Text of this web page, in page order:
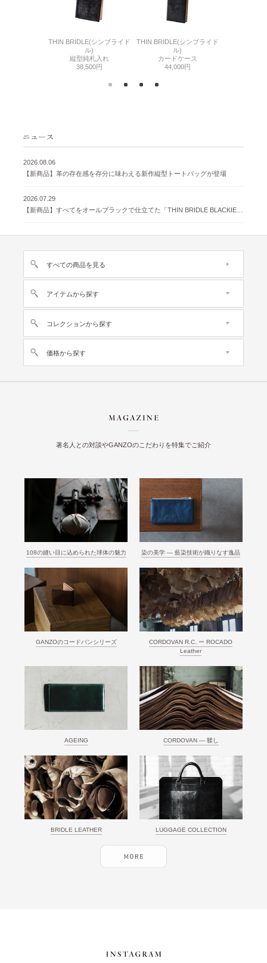
THIN BRIDLE(シンブライド
ル)
縦型純札入れ
38,500円
THIN BRIDLE(シンブライド
ル)
カードケース
44,000円
2026.08.06
【新商品】革の存在感を存分に味わえる新作縦型トートバッグが登場
2026.07.29
すべての商品を見る
アイテムから探す
コレクションから探す
価格から探す
著名人との対談やGANZOのこだわりを特集でご紹介
108の縫い目に込められた球体の魅力 染の美学 ― 藍染技術が織りなす逸品
GANZOのコードバンシリーズ
CORDOVAN R.C. ー ROCADO
Leather
AGEING CORDOVAN ― 鞣し
BRIDLE LEATHER LUGGAGE COLLECTION